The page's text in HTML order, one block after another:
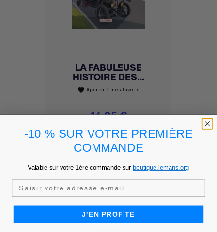
LA FABULEUSE
HISTOIRE DES...
favorite Ajouter à mes favoris
Prix
16,95 €
PRIX MEMBRE 16,10 €
DÉCOUVRIR
-10 % SUR VOTRE PREMIÈRE
COMMANDE
Valable sur votre 1ère commande sur boutique.lemans.org
J'EN PROFITE